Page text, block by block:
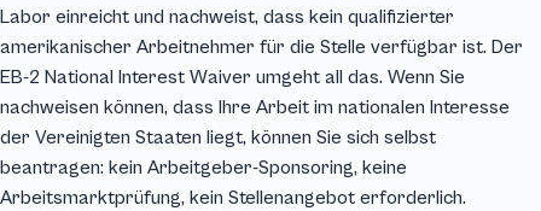
Labor einreicht und nachweist, dass kein qualifizierter
amerikanischer Arbeitnehmer für die Stelle verfügbar ist. Der
EB-2 National Interest Waiver umgeht all das. Wenn Sie
nachweisen können, dass Ihre Arbeit im nationalen Interesse
der Vereinigten Staaten liegt, können Sie sich selbst
beantragen: kein Arbeitgeber-Sponsoring, keine
Arbeitsmarktprüfung, kein Stellenangebot erforderlich.